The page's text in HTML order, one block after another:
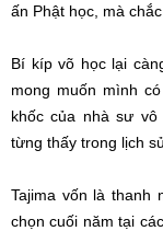
ấn Phật học , mà
Bí kíp võ học lại
mong muốn mình
khốc của nhà sư vô
từng thấy trong lịch
Tajima vốn là thanh
chọncuối năm tại